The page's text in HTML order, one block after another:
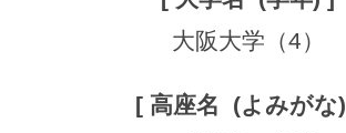
大阪大学（4）